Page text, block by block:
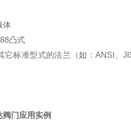
体
凸式
它标准型式的法兰（如：ANSI、
门应用实例